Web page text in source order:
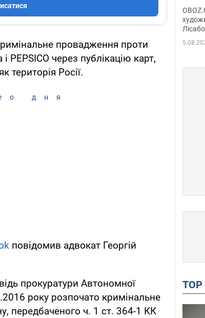
провадження проти
PEPSICO через публікацію карт,
територія Росії.
дня
повідомив адвокат Георгій
прокуратури Автономної
року розпочато кримінальне
передбаченого ч. 1 ст. 364-1 КК
в